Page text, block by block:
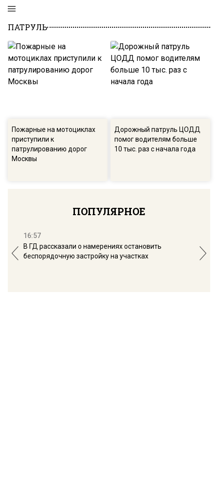
ПАТРУЛЬ
Пожарные на мотоциклах
приступили к
патрулированию дорог
Москвы
Дорожный патруль ЦОДД
помог водителям больше
10 тыс. раз с начала года
ПОПУЛЯРНОЕ
16:57
В ГД рассказали о намерениях остановить
беспорядочную застройку на участках